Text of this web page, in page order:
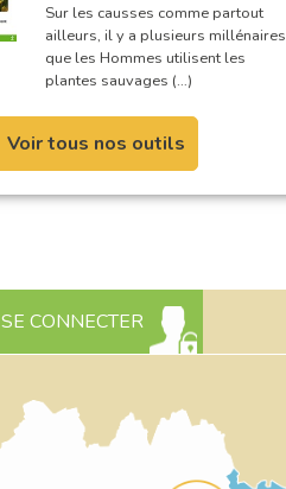
Sur les causses comme partout
ailleurs, il y a plusieurs millénaires
que les Hommes utilisent les
plantes sauvages (…)
Voir tous nos outils
SE CONNECTER